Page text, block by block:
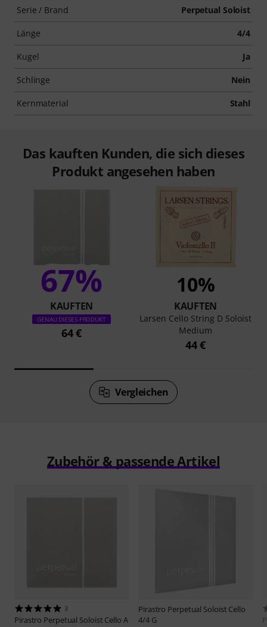
Serie / Brand Perpetual Soloist
Länge 4/4
Kugel Ja
Schlinge Nein
Kernmaterial Stahl
Das kauften Kunden, die sich dieses
Produkt angesehen haben
67%
KAUFTEN
GENAU DIESES PRODUKT
64 €
10%
KAUFTEN
Larsen Cello String D Soloist
Medium
44 €
Vergleichen
Zubehör & passende Artikel
3
Pirastro Perpetual Soloist Cello A
Pirastro Perpetual Soloist Cello
4/4 G